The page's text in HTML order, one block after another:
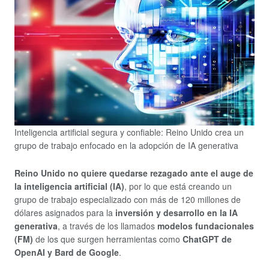
Inteligencia artificial segura y confiable: Reino Unido crea un
grupo de trabajo enfocado en la adopción de IA generativa
Reino Unido no quiere quedarse rezagado ante el auge de
la inteligencia artificial (IA), por lo que está creando un
grupo de trabajo especializado con más de 120 millones de
dólares asignados para la inversión y desarrollo en la IA
generativa, a través de los llamados modelos fundacionales
(FM) de los que surgen herramientas como ChatGPT de
OpenAI y Bard de Google.